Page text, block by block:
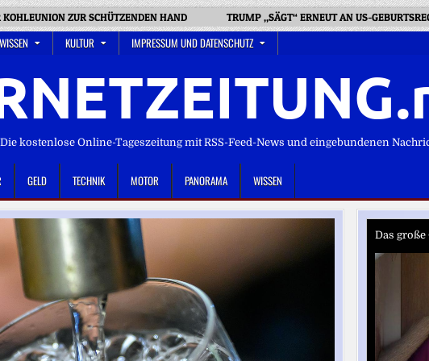
ZUR SCHÜTZENDEN HAND TRUMP „SÄGT“ ERNEUT AN US-
KULTUR IMPRESSUM UND DATENSCHUTZ
kostenlose Online-Tageszeitung mit RSS-Feed-News und eingebundenen
GELD TECHNIK MOTOR PANORAMA WISSEN
Das